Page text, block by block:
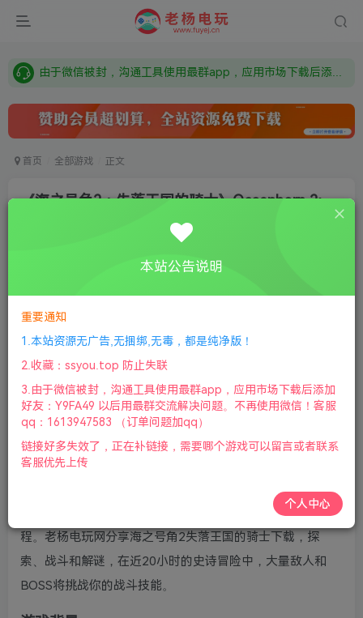
需要什么游戏请联系客服，若链接失效请联系客服，百度网盘边上的激活码也是解压密码
由于微信被封，沟通工具使用最群app，应用市场下载后添加好友：Y9FA49 以后用最群交流解决问题。不再使用微信！
首页 全部游戏 正文
《海之号角2：失落王国的骑士》Oceanhorn 2:
Knights of the Lost Realm
①下载安装教程
库下载 ④ DX修复下载
版本：中文版|容量4GB|官方简体中文|2023年08月03号更
新
游戏介绍
海之号角2失落王国的骑士(Oceanhorn 2: Knights of the
Lost Realm)是3D幻想世界动作冒险游戏续作，新加入盟友
系统，跟随年轻骑士踏上穿越盖亚王国、抵抗黑暗军队的旅
程。老杨电玩网分享海之号角2失落王国的骑士下载，探
索、战斗和解谜，在近20小时的史诗冒险中，大量敌人和
BOSS将挑战你的战斗技能。
本站公告说明
重要通知
1.本站资源无广告,无捆绑,无毒，都是纯净版！
2.收藏：ssyou.top 防止失联
3.由于微信被封，沟通工具使用最群app，应用市场下载后添加
好友：Y9FA49 以后用最群交流解决问题。不再使用微信！客服
qq：1613947583 （订单问题加qq）
链接好多失效了，正在补链接，需要哪个游戏可以留言或者联系
客服优先上传
个人中心